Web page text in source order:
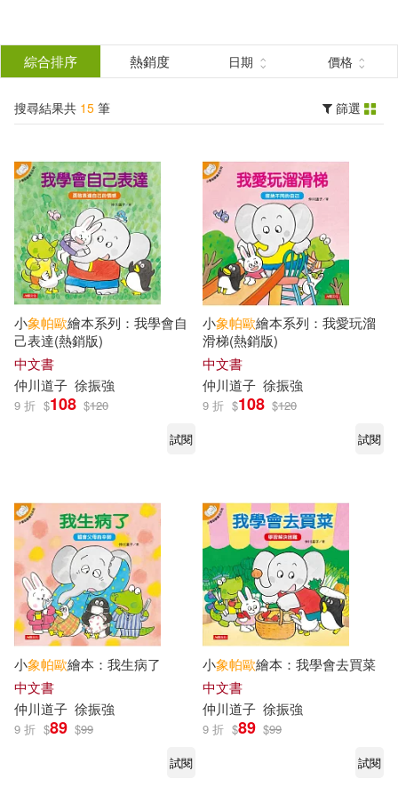
結
篩
選
分類 (單選)
所有商品(15) 圖書(15)
展開
作者 (可複選)
仲川道子(15)
出版社
可超商取貨(15)
可海外宅配(15)
可港澳店取(15)
可新加坡店取(15)
綜合排序 熱銷度 日期 價格
搜尋結果共 15 筆 篩選
小象帕歐繪本系列：我學會自
己表達(熱銷版)
中文書
仲川道子 徐振強
9 折 $108 $120
試閱
小象帕歐繪本系列：我愛玩溜
滑梯(熱銷版)
中文書
仲川道子 徐振強
9 折 $108 $120
試閱
小象帕歐繪本：我生病了
中文書
仲川道子 徐振強
9 折 $89 $99
試閱
小象帕歐繪本：我學會去買菜
中文書
仲川道子 徐振強
9 折 $89 $99
試閱